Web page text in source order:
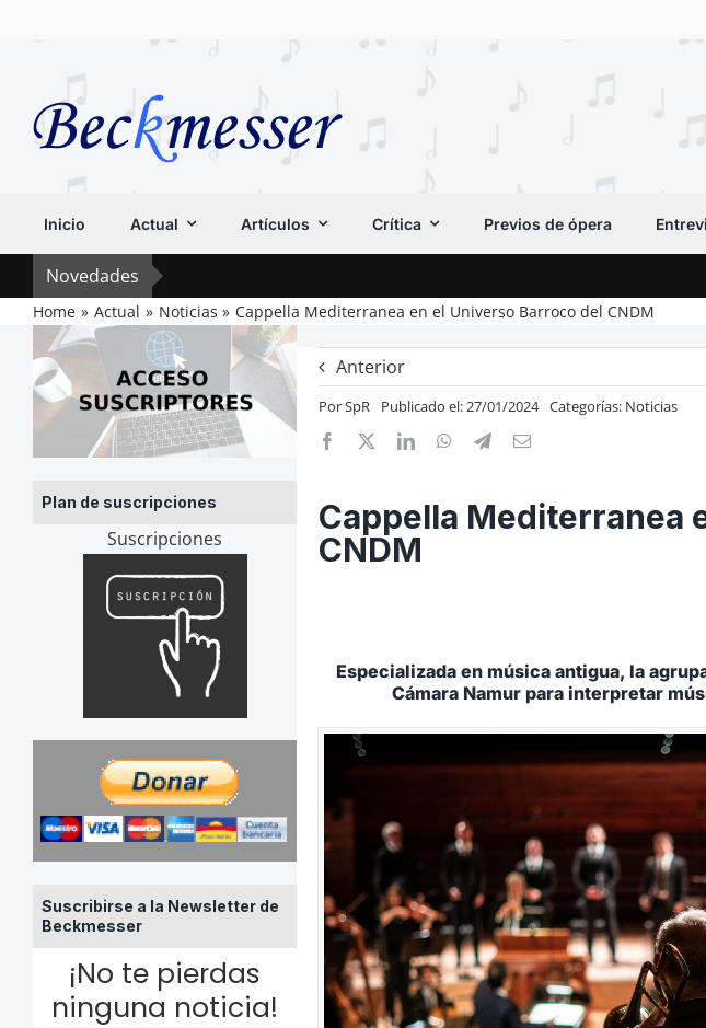
Inicio Actual Artículos Crítica Previos de ópera
Novedades
Home Actual Noticias Cappella Mediterranea en el Universo Barroco del CNDM
Plan de suscripciones
Suscripciones
Suscribirse a la Newsletter de
Beckmesser
¡No te pierdas
ninguna noticia!
Anterior
PorSpR Publicado el: 27/01/2024 Categorías: Noticias
Cappella Mediterranea
CNDM
Especializada en música antigua, la
Cámara Namur para interpretar